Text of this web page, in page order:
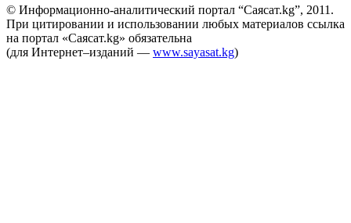
© Информационно-аналитический портал “Саясат.kg”, 2011.
При цитировании и использовании любых материалов ссылка
на портал «Саясат.kg» обязательна
(для Интернет–изданий — www.sayasat.kg)